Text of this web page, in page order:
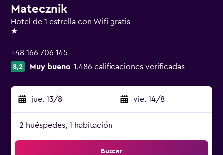
Matecznik
Hotel de 1 estrella con Wifi gratis
1 estrella
+48 166 706 145
8,2 Muy bueno 1.486 calificaciones verificadas
jue. 13/8 - vie. 14/8
2 huéspedes, 1 habitación
Buscar